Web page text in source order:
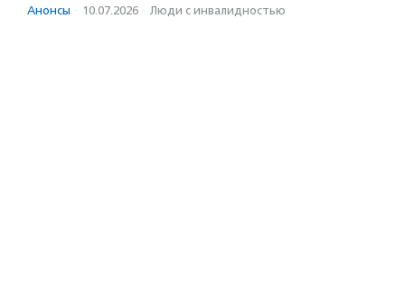
Анонсы · 10.07.2026 · Люди с инвалидностью